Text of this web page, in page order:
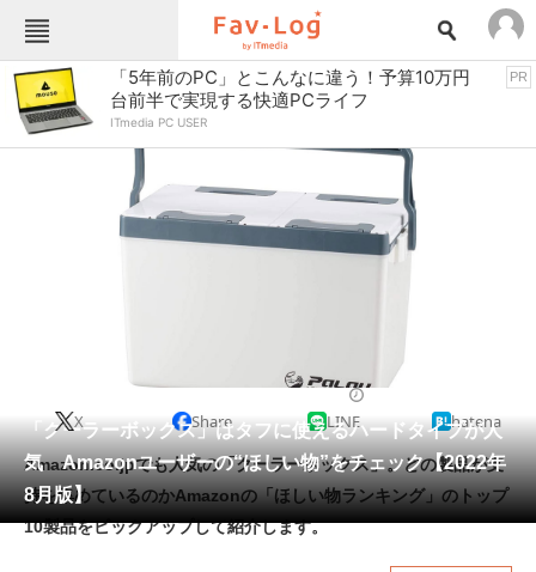
Fav-Logカテゴリー一覧
TOP アウトドア用品
インテリア・収納 おもちゃ・ホビー
キッチン家電
パソコン・タブレット ファッション
ペット 家電
工具・DIY 本・DVD・CD
生活家電 生活用品
「5年前のPC」とこんなに違う！予算10万円
台前半で実現する快適PCライフ
ITmedia PC USER
PR
「クーラーボックス」はタフに使えるハードタイプが人
気 Amazonユーザーの“ほしい物”をチェック【2022年
8月版】
X Share LINE hatena
Amazon.co.jpでも人気の「クーラーボックス」。どの製品が支
持を集めているのかAmazonの「ほしい物ランキング」のトップ
10製品をピックアップして紹介します。